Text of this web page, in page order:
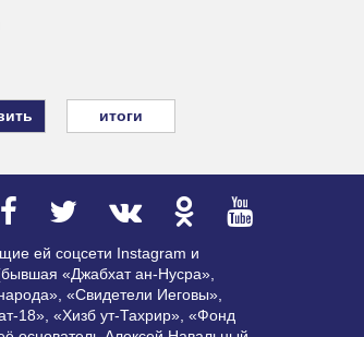
итоги
ей соцсети Instagram и
«Джабхат ан-Нусра»,
«Свидетели Иеговы»,
18», «Хизб ут-Тахрир», «Фонд